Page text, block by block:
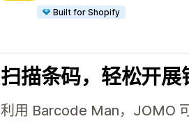
Built for Shopify
扫描条码，轻松开展
利用 Barcode Man，JOMO